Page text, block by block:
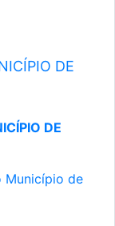
DE
DE
Município de